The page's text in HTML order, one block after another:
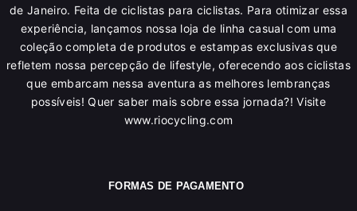
de Janeiro. Feita de ciclistas para ciclistas. Para otimizar essa
experiência, lançamos nossa loja de linha casual com uma
coleção completa de produtos e estampas exclusivas que
refletem nossa percepção de lifestyle, oferecendo aos ciclistas
que embarcam nessa aventura as melhores lembranças
possíveis! Quer saber mais sobre essa jornada?! Visite
www.riocycling.com
FORMAS DE PAGAMENTO